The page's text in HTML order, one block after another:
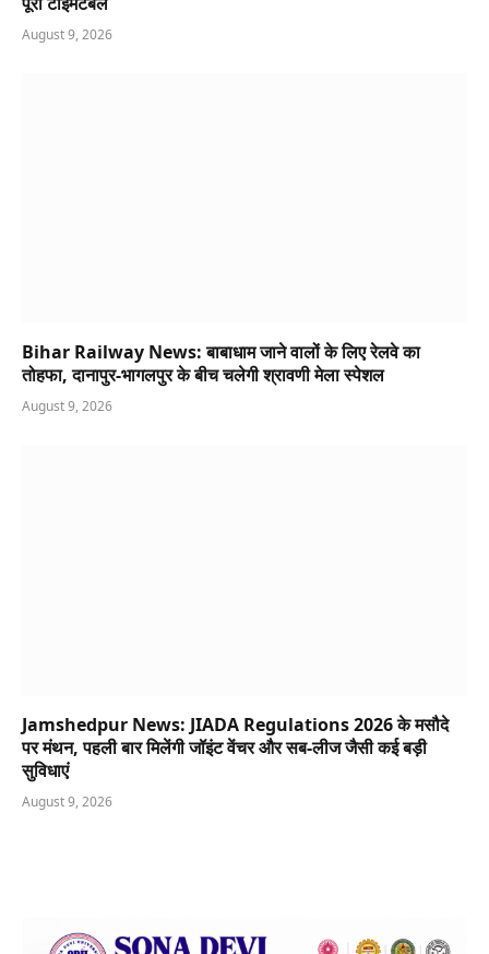
August 9, 2026
Bihar Railway News: बाबाधाम जाने वालों के लिए रेलवे का
तोहफा, दानापुर-भागलपुर के बीच चलेगी श्रावणी मेला स्पेशल
August 9, 2026
Jamshedpur News: JIADA Regulations 2026 के मसौदे
पर मंथन, पहली बार मिलेंगी जॉइंट वेंचर और सब-लीज जैसी कई बड़ी
सुविधाएं
August 9, 2026